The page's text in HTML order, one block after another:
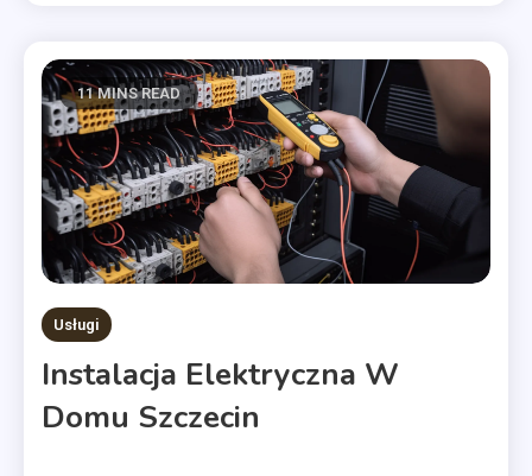
11 MINS READ
Usługi
Instalacja Elektryczna W
Domu Szczecin